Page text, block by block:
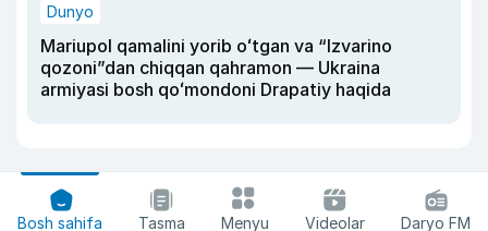
Dunyo
Mariupol qamalini yorib oʻtgan va “Izvarino
qozoni”dan chiqqan qahramon — Ukraina
armiyasi bosh qoʻmondoni Drapatiy haqida
Bosh sahifa Tasma Menyu Videolar Daryo FM